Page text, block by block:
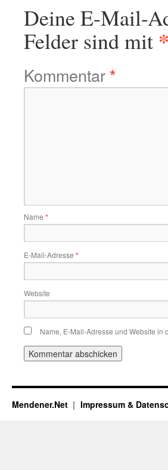
Deine E-Mail-
Felder sind mit *
Kommentar*
Name *
E-Mail-Adresse *
Website
Name, E-Mail-Adresse und Website
Mendener.Net Impressum &